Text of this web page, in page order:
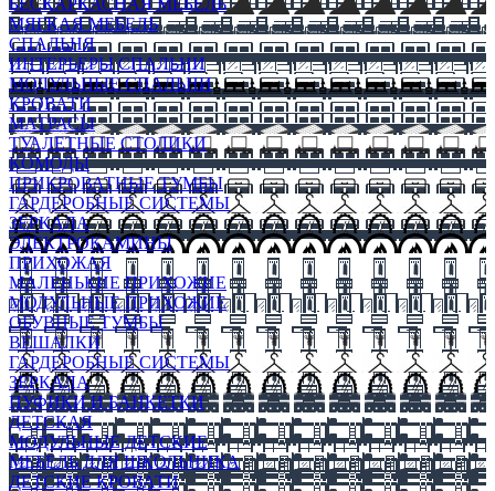
БЕСКАРКАСНАЯ МЕБЕЛЬ
МЯГКАЯ МЕБЕЛЬ
СПАЛЬНЯ
ИНТЕРЬЕРЫ СПАЛЬНИ
МОДУЛЬНЫЕ СПАЛЬНИ
КРОВАТИ
МАТРАСЫ
ТУАЛЕТНЫЕ СТОЛИКИ
КОМОДЫ
ПРИКРОВАТНЫЕ ТУМБЫ
ГАРДЕРОБНЫЕ СИСТЕМЫ
ЗЕРКАЛА
ЭЛЕКТРОКАМИНЫ
ПРИХОЖАЯ
МАЛЕНЬКИЕ ПРИХОЖИЕ
МОДУЛЬНЫЕ ПРИХОЖИЕ
ОБУВНЫЕ ТУМБЫ
ВЕШАЛКИ
ГАРДЕРОБНЫЕ СИСТЕМЫ
ЗЕРКАЛА
ПУФИКИ И БАНКЕТКИ
ДЕТСКАЯ
МОДУЛЬНЫЕ ДЕТСКИЕ
МЕБЕЛЬ ДЛЯ ШКОЛЬНИКА
ДЕТСКИЕ КРОВАТИ